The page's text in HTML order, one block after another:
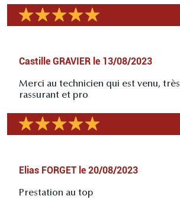
Castille GRAVIER le 13/08/2023
Merci au technicien qui est venu, très
rassurant et pro
Elias FORGET le 20/08/2023
Prestation au top